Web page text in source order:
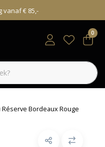
vanaf € 85,-
0
Bordeaux Rouge